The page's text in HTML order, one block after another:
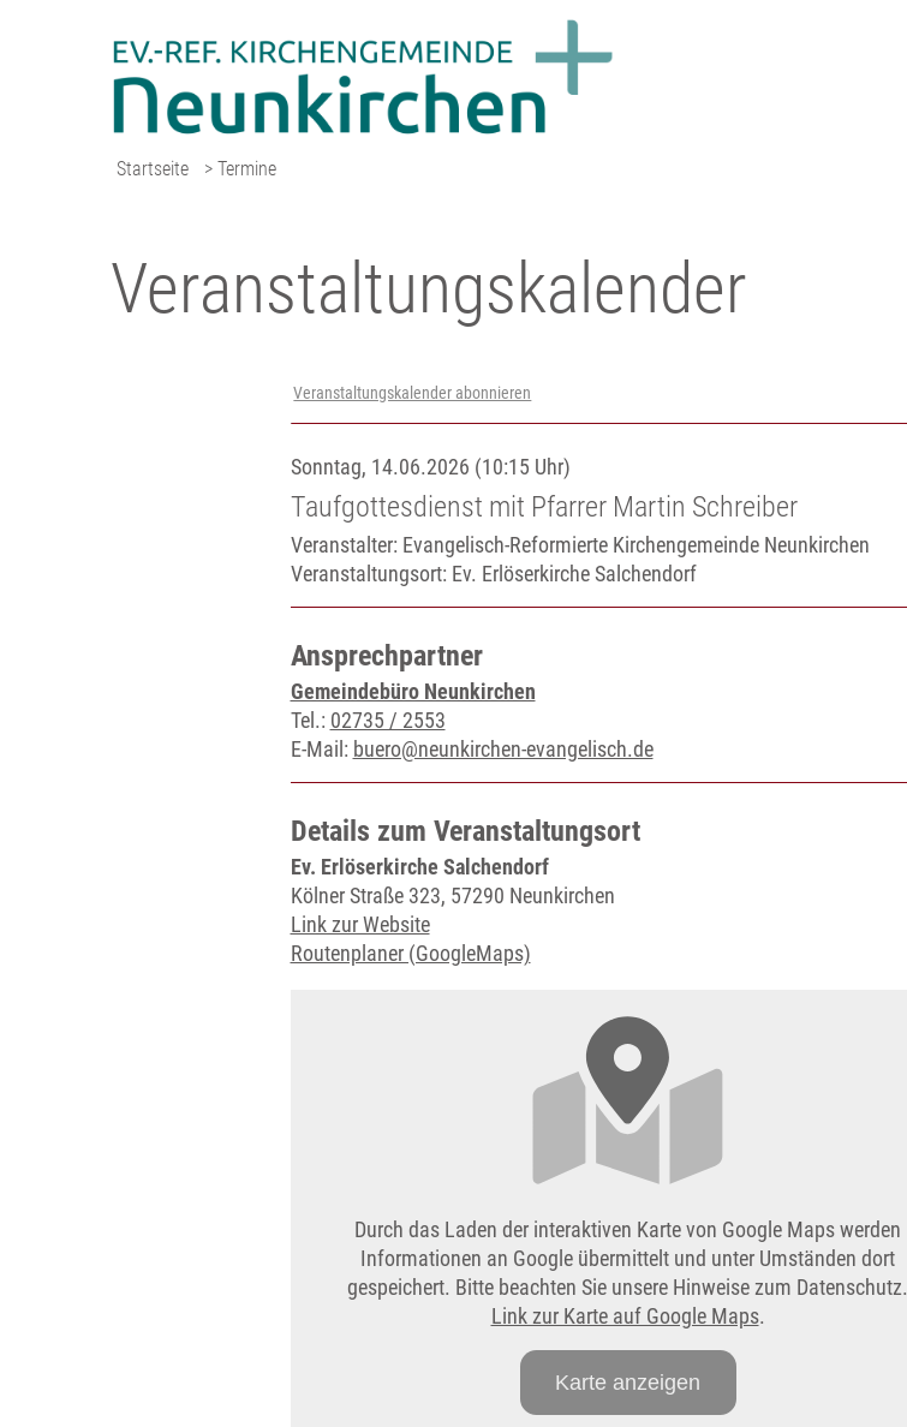
Startseite > Termine
Veranstaltungs­kalender
Veranstaltungskalender abonnieren
Sonntag, 14.06.2026 (10:15 Uhr)
Taufgottesdienst mit Pfarrer Martin Schreiber
Veranstalter: Evangelisch-Reformierte Kirchengemeinde Neunkirchen
Veranstaltungsort: Ev. Erlöserkirche Salchendorf
Ansprechpartner
Gemeindebüro Neunkirchen
Tel.: 02735 / 2553
E-Mail: buero@neunkirchen-evangelisch.de
Details zum Veranstaltungsort
Ev. Erlöserkirche Salchendorf
Kölner Straße 323, 57290 Neunkirchen
Link zur Website
Routenplaner (GoogleMaps)
Durch das Laden der interaktiven Karte von Google Maps werden
Informationen an Google übermittelt und unter Umständen dort
gespeichert. Bitte beachten Sie unsere Hinweise zum Datenschutz.
Link zur Karte auf Google Maps.
Karte anzeigen